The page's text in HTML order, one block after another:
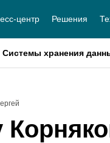
центр Решения
Системы хранения